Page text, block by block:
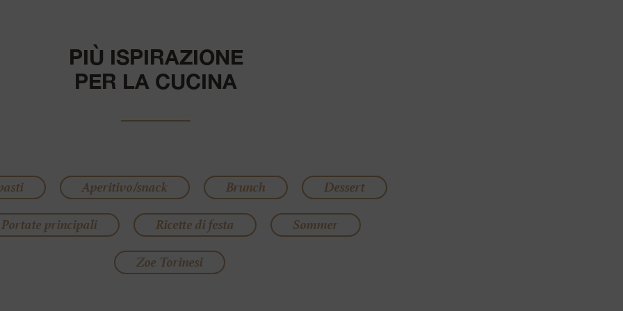
PIÙ ISPIRAZIONE
PER LA CUCINA
Aperitivo/snack Brunch
Dessert
Portate principali
Ricette di festa
Sommer
Zoe Torinesi